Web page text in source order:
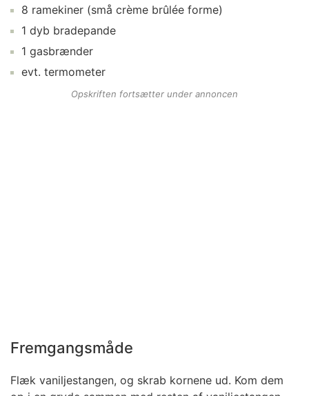
8 ramekiner (små crème brûlée forme)
1 dyb bradepande
1 gasbrænder
evt. termometer
Opskriften fortsætter under annoncen
Fremgangsmåde
Flæk vaniljestangen, og skrab kornene ud. Kom dem